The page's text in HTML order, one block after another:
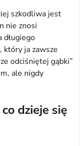
szkodliwa jest
nie znosi
długiego
który ja zawsze
odciśniętej gąbki”
ale nigdy
dzieje się